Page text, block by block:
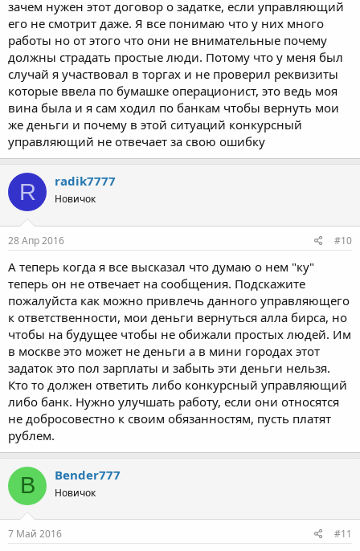
зачем нужен этот договор о задатке, если управляющий
его не смотрит даже. Я все понимаю что у них много
работы но от этого что они не внимательные почему
должны страдать простые люди. Потому что у меня был
случай я участвовал в торгах и не проверил реквизиты
которые ввела по бумашке операционист, это ведь моя
вина была и я сам ходил по банкам чтобы вернуть мои
же деньги и почему в этой ситуаций конкурсный
управляющий не отвечает за свою ошибку
R radik7777
Новичок
28 Апр 2016 #10
А теперь когда я все высказал что думаю о нем "ку"
теперь он не отвечает на сообщения. Подскажите
пожалуйста как можно привлечь данного управляющего
к ответственности, мои деньги вернуться алла бирса, но
чтобы на будущее чтобы не обижали простых людей. Им
в москве это может не деньги а в мини городах этот
задаток это пол зарплаты и забыть эти деньги нельзя.
Кто то должен ответить либо конкурсный управляющий
либо банк. Нужно улучшать работу, если они относятся
не добросовестно к своим обязанностям, пусть платят
рублем.
B Bender777
Новичок
7 Май 2016 #11